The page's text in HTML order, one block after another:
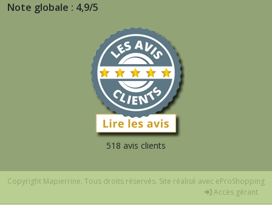
Note globale : 4,9/5
518 avis clients
Copyright Mapierrine. Tous droits réservés. Site réalisé avec eProShopping
Accès gérant